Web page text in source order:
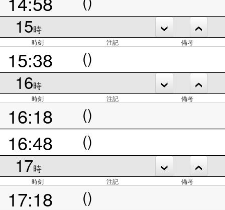
15時
時刻 注記 備考
15:38 ()
16時
時刻 注記 備考
16:18 ()
16:48 ()
17時
時刻 注記 備考
17:18 ()